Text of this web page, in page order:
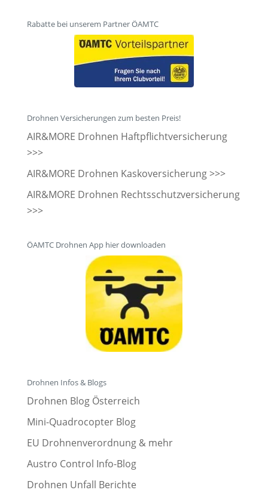
Rabatte bei unserem Partner ÖAMTC
Drohnen Versicherungen zum besten Preis!
AIR&MORE Drohnen Haftpflichtversicherung
>>>
AIR&MORE Drohnen Kaskoversicherung >>>
AIR&MORE Drohnen Rechtsschutzversicherung
>>>
ÖAMTC Drohnen App hier downloaden
Drohnen Infos & Blogs
Drohnen Blog Österreich
Mini-Quadrocopter Blog
EU Drohnenverordnung & mehr
Austro Control Info-Blog
Drohnen Unfall Berichte